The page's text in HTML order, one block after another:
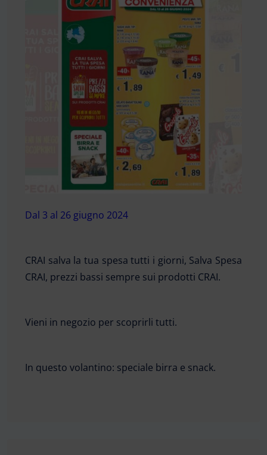
Dal 3 al 26 giugno 2024
CRAI salva la tua spesa tutti i giorni, Salva Spesa
CRAI, prezzi bassi sempre sui prodotti CRAI.
Vieni in negozio per scoprirli tutti.
In questo volantino: speciale birra e snack.